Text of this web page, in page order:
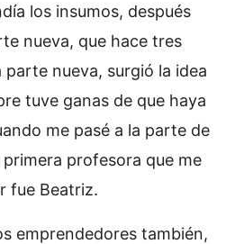
los insumos, después
nueva, que hace tres
nueva, surgió la idea
tuve ganas de que haya
me pasé a la parte de
profesora que me
fue Beatriz.
emprendedores también,